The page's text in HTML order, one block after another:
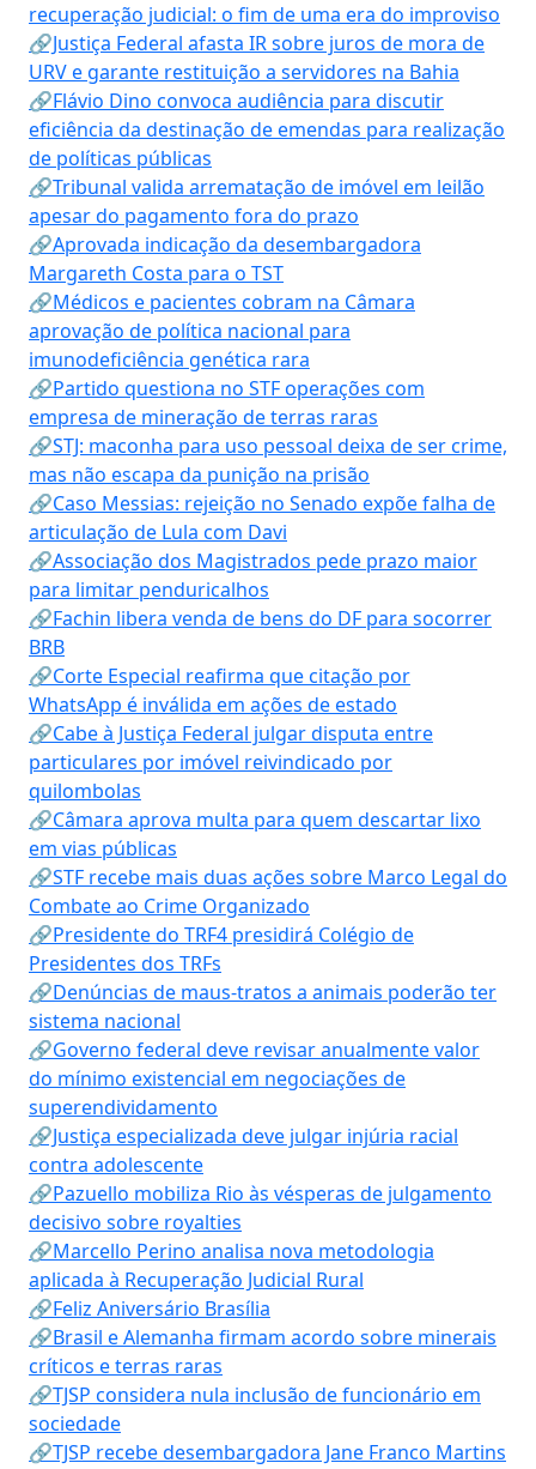
recuperação judicial: o fim de uma era do improviso
🔗Justiça Federal afasta IR sobre juros de mora de
URV e garante restituição a servidores na Bahia
🔗Flávio Dino convoca audiência para discutir
eficiência da destinação de emendas para realização
de políticas públicas
🔗Tribunal valida arrematação de imóvel em leilão
apesar do pagamento fora do prazo
🔗Aprovada indicação da desembargadora
Margareth Costa para o TST
🔗Médicos e pacientes cobram na Câmara
aprovação de política nacional para
imunodeficiência genética rara
🔗Partido questiona no STF operações com
empresa de mineração de terras raras
🔗STJ: maconha para uso pessoal deixa de ser crime,
mas não escapa da punição na prisão
🔗Caso Messias: rejeição no Senado expõe falha de
articulação de Lula com Davi
🔗Associação dos Magistrados pede prazo maior
para limitar penduricalhos
🔗Fachin libera venda de bens do DF para socorrer
BRB
🔗Corte Especial reafirma que citação por
WhatsApp é inválida em ações de estado
🔗Cabe à Justiça Federal julgar disputa entre
particulares por imóvel reivindicado por
quilombolas
🔗Câmara aprova multa para quem descartar lixo
em vias públicas
🔗STF recebe mais duas ações sobre Marco Legal do
Combate ao Crime Organizado
🔗Presidente do TRF4 presidirá Colégio de
Presidentes dos TRFs
🔗Denúncias de maus-tratos a animais poderão ter
sistema nacional
🔗Governo federal deve revisar anualmente valor
do mínimo existencial em negociações de
superendividamento
🔗Justiça especializada deve julgar injúria racial
contra adolescente
🔗Pazuello mobiliza Rio às vésperas de julgamento
decisivo sobre royalties
🔗Marcello Perino analisa nova metodologia
aplicada à Recuperação Judicial Rural
🔗Feliz Aniversário Brasília
🔗Brasil e Alemanha firmam acordo sobre minerais
críticos e terras raras
🔗TJSP considera nula inclusão de funcionário em
sociedade
🔗TJSP recebe desembargadora Jane Franco Martins